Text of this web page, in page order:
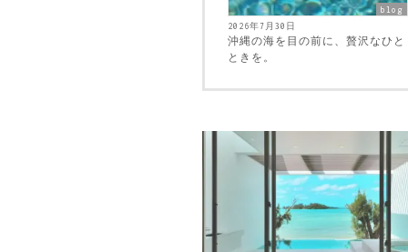
blog
2026年7月30日
沖縄の海を目の前に、贅沢なひと
ときを。